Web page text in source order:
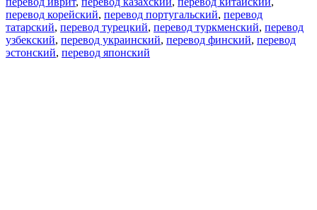
перевод корейский, перевод португальский, перевод
татарский, перевод турецкий, перевод туркменский, перевод
узбекский, перевод украинский, перевод финский, перевод
эстонский, перевод японский